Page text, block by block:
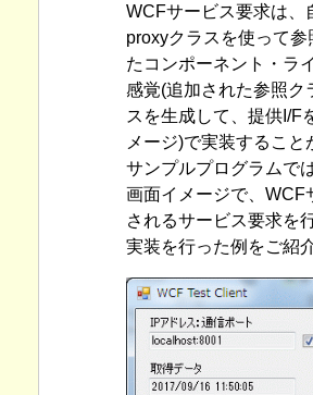
WCFサービス要求は、
proxyクラスを使って参
たコンポーネント・ラ
感覚(追加された参照ク
スを生成して、提供I/F
メージ)で実装すること
サンプルプログラムで
画面イメージで、WCF
されるサービス要求を
実装を行った例をご紹